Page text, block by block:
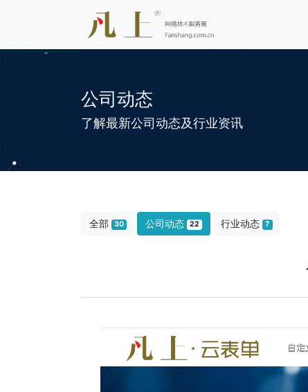
公司动态
了解最新公司动态及行业资讯
全部 30 公司动态 22 行业动态 7